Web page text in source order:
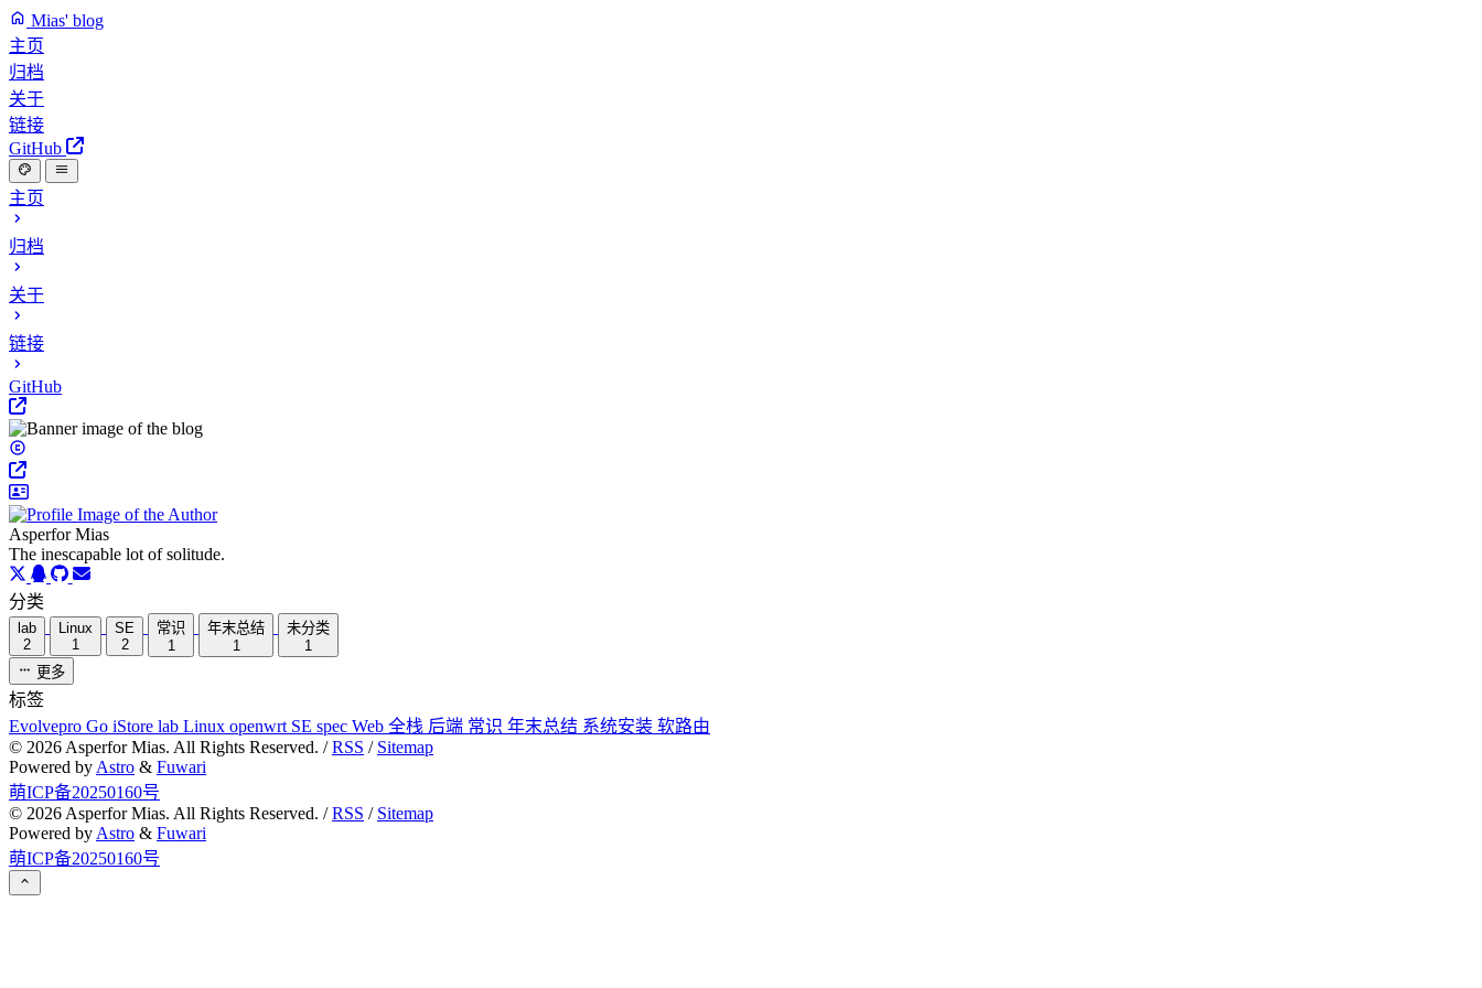
Mias' blog
主页
归档
关于
链接
GitHub
主页
归档
关于
链接
GitHub
Asperfor Mias
The inescapable lot of solitude.
分类
lab
2
Linux
1
SE
2
常识
1
年末总结
1
未分类
1
更多
标签
Evolvepro Go iStore lab Linux openwrt SE spec Web 全栈 后端 常识 年末总结 系统安装 软路由
© 2026 Asperfor Mias. All Rights Reserved. /RSS / Sitemap
Powered by Astro & Fuwari
萌ICP备20250160号
© 2026 Asperfor Mias. All Rights Reserved. /RSS / Sitemap
Powered by Astro & Fuwari
萌ICP备20250160号